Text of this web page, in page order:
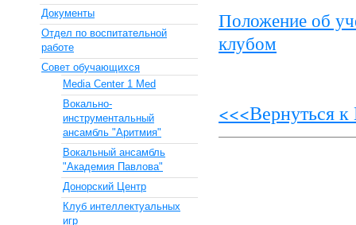
Положение об
клубом
<<<Вернуться
Документы
Отдел по воспитательной
работе
Совет обучающихся
Media Center 1 Med
Вокально-
инструментальный
ансамбль "Аритмия"
Вокальный ансамбль
"Академия Павлова"
Донорский Центр
Клуб интеллектуальных
игр